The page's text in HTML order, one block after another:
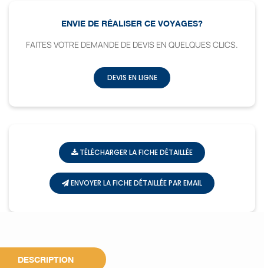
ENVIE DE RÉALISER CE VOYAGES?
FAITES VOTRE DEMANDE DE DEVIS EN QUELQUES CLICS.
DEVIS EN LIGNE
TÉLÉCHARGER LA FICHE DÉTAILLÉE
ENVOYER LA FICHE DÉTAILLÉE PAR EMAIL
DESCRIPTION